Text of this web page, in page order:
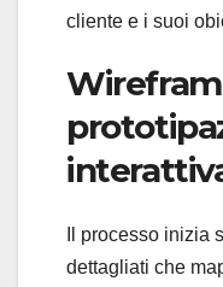
cliente e i suoi
Il processo inizia
dettagliati che